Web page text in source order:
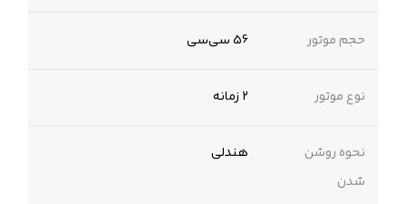
حجم موتور 56 سی‌سی
نوع موتور 2 زمانه
نحوه روشن
شدن
هندلی